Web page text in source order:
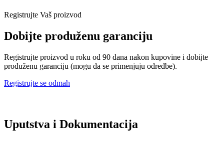
Registrujte Vaš proizvod
Dobijte produženu garanciju
Registrujte proizvod u roku od 90 dana nakon kupovine i dobijte
produženu garanciju (mogu da se primenjuju odredbe).
Registrujte se odmah
Uputstva i Dokumentacija